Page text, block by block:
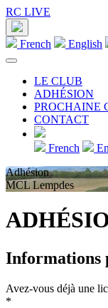
RC LIVE
French English
LE CLUB
ADHÉSION
PROCHAINE
CONTACT
French
Adhésion
MCL Lempdes
Informations
Avez-vous déjà une
*